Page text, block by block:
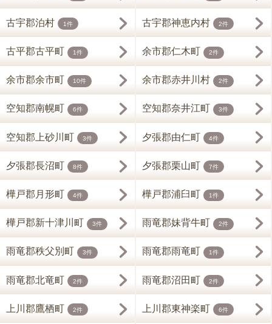
古宇郡泊村 1件 古宇郡神恵内村 2件
古平郡古平町 1件 余市郡仁木町 2件
余市郡余市町 10件 余市郡赤井川村 2件
空知郡南幌町 6件 空知郡奈井江町 3件
空知郡上砂川町 3件 夕張郡由仁町 4件
夕張郡長沼町 8件 夕張郡栗山町 7件
樺戸郡月形町 4件 樺戸郡浦臼町 1件
樺戸郡新十津川町 3件 雨竜郡妹背牛町 2件
雨竜郡秩父別町 3件 雨竜郡雨竜町 1件
雨竜郡北竜町 2件 雨竜郡沼田町 2件
上川郡鷹栖町 2件 上川郡東神楽町 6件